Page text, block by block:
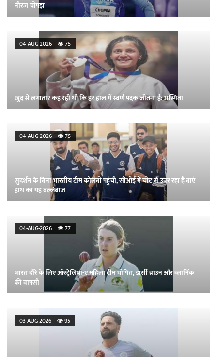
नीरज चोपड़ा
04-AUG-2026 75
खुद से लगातार कह रही थी कि हर हाल में स्वर्ण पदक जीतना है: अस्मिता
04-AUG-2026 75
सुदर्शन के बिना भारतीय टीम कोलंबो पहुंची, सीओई में चोट से उबर रहा है बाएं
हाथ का यह बल्लेबाज
04-AUG-2026 77
भारत दौरे के लिए ऑस्ट्रेलिया-ए महिला टीम घोषित, डार्सी ब्राउन और व्लामिंक
की वापसी
03-AUG-2026 95